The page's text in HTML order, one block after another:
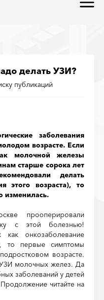
делать УЗИ?
публикаций
заболевания
возрасте. Если
молочной железы
старше сорока лет
делать
этого возраста), то
изменилась.
прооперировали
с этой болезнью!
как онкозаболевание
то первые симптомы
возрасте.
молочных желез. Да
заболеваний у детей
читайте на